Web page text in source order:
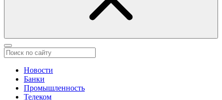
Новости
Банки
Промышленность
Телеком